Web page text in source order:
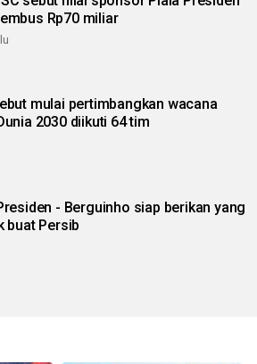
Rp70 miliar
mulai pertimbangkan wacana
2030 diikuti 64 tim
- Berguinho siap berikan yang
buat Persib